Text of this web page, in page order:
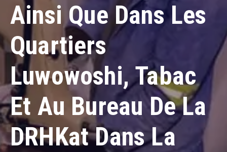
Ainsi Que Dans Les
Quartiers
Luwowoshi, Tabac
Et Au Bureau De La
DRHKat Dans La